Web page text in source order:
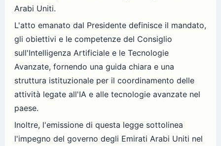
Arabi Uniti.
L'atto emanato dal Presidente definisce il mandato,
gli obiettivi e le competenze del Consiglio
sull'Intelligenza Artificiale e le Tecnologie
Avanzate, fornendo una guida chiara e una
struttura istituzionale per il coordinamento delle
attività legate all'IA e alle tecnologie avanzate nel
paese.
Inoltre, l'emissione di questa legge sottolinea
l'impegno del governo degli Emirati Arabi Uniti nel